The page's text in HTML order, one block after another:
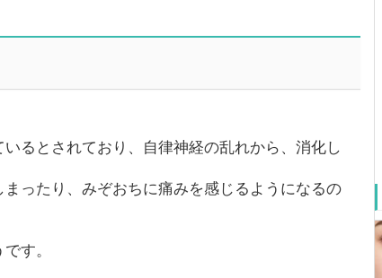
るとされており、自律神経の乱れから、消化し
ったり、みぞおちに痛みを感じるようになるの
す。